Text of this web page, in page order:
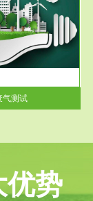
气测试
优势